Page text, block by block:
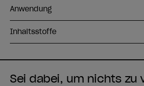
Anwendung
Inhaltsstoffe
Sei dabei, um nichts zu